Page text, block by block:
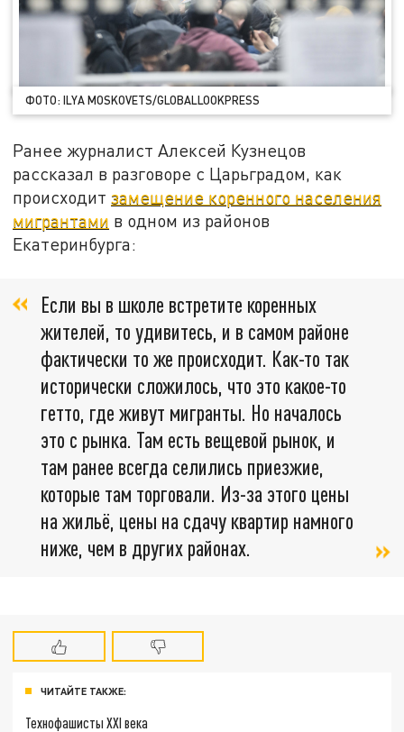
ФОТО: ILYA MOSKOVETS/GLOBALLOOKPRESS
Ранее журналист Алексей Кузнецов
рассказал в разговоре с Царьградом, как
происходитзамещение коренного населения
мигрантами в одном из районов
Екатеринбурга:
Если вы в школе встретите коренных
жителей, то удивитесь, и в самом районе
фактически то же происходит. Как-то так
исторически сложилось, что это какое-то
гетто, где живут мигранты. Но началось
это с рынка. Там есть вещевой рынок, и
там ранее всегда селились приезжие,
которые там торговали. Из-за этого цены
на жильё, цены на сдачу квартир намного
ниже, чем в других районах.
ЧИТАЙТЕ ТАКЖЕ:
Технофашисты XXI века